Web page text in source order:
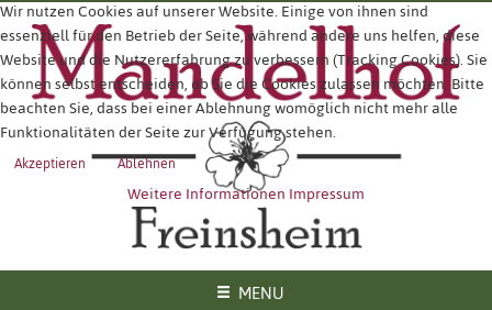
MENU
Wir nutzen Cookies auf unserer Website. Einige von ihnen sind
essenziell für den Betrieb der Seite, während andere uns helfen, diese
Website und die Nutzererfahrung zu verbessern (Tracking Cookies). Sie
können selbst entscheiden, ob Sie die Cookies zulassen möchten. Bitte
beachten Sie, dass bei einer Ablehnung womöglich nicht mehr alle
Funktionalitäten der Seite zur Verfügung stehen.
Akzeptieren Ablehnen
Weitere InformationenImpressum